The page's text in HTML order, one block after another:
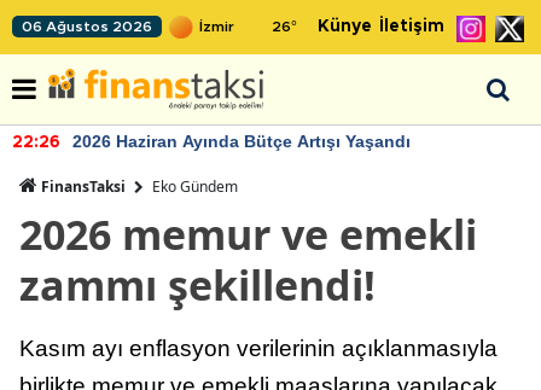
06 Ağustos 2026 26° Künye İletişim
22:26 2026 Haziran Ayında Bütçe Artışı Yaşandı
FinansTaksi Eko Gündem
2026 memur ve emekli
zammı şekillendi!
Kasım ayı enflasyon verilerinin açıklanmasıyla